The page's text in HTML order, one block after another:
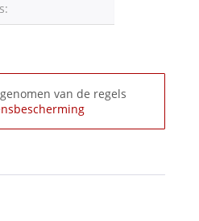
van de regels